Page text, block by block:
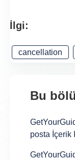
İlgi:
cancellation
Bu
posta İçerik